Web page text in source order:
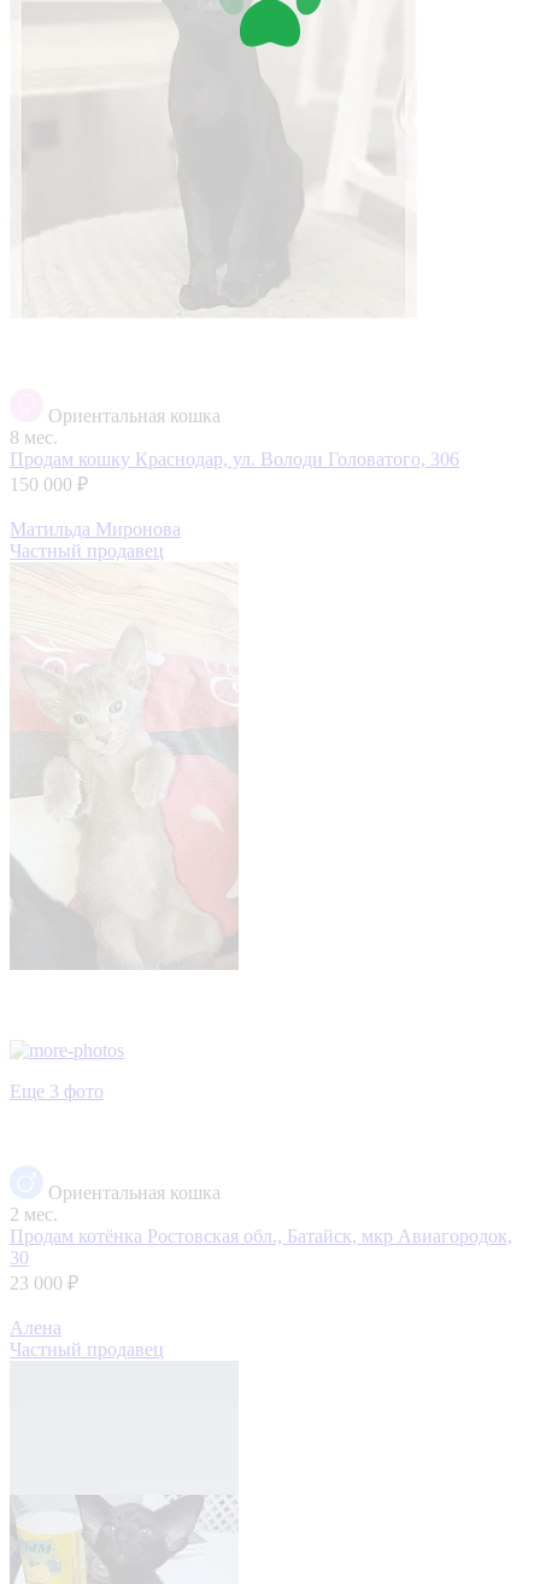
Ориентальная кошка
8 мес.
Продам кошку Краснодар, ул. Володи Головатого, 306
150 000 ₽
Матильда Миронова
Частный продавец
Еще 3 фото
Ориентальная кошка
2 мес.
Продам котёнка Ростовская обл., Батайск, мкр Авиагородок,
30
23 000 ₽
Алена
Частный продавец